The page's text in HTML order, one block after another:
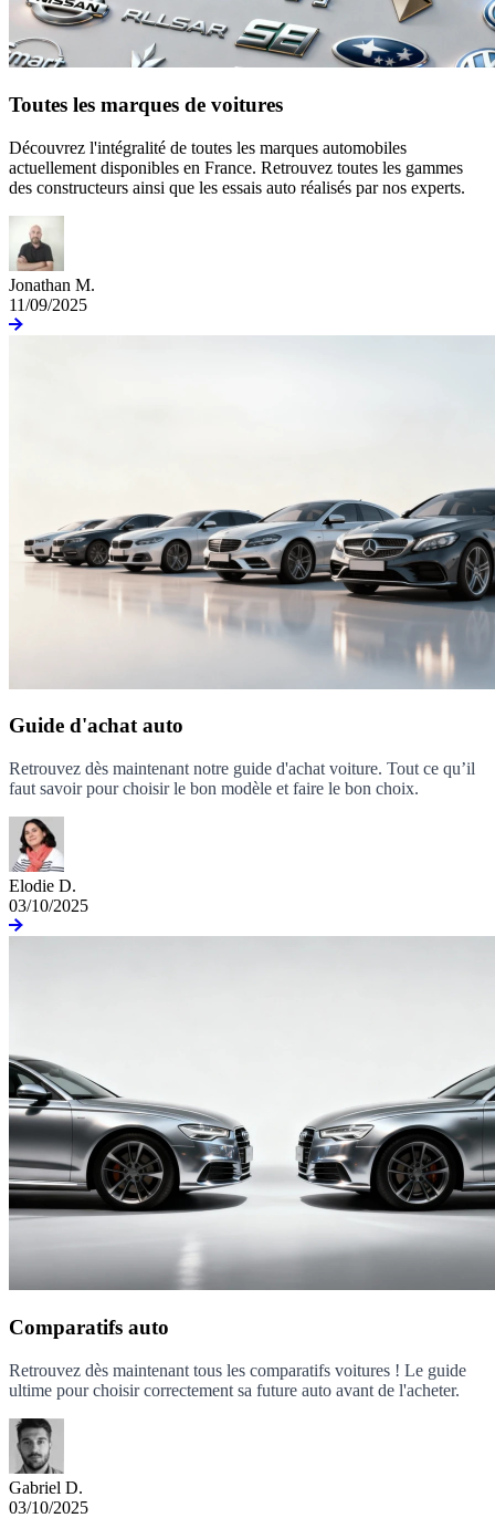
Toutes les marques de voitures
Découvrez l'intégralité de toutes les marques automobiles
actuellement disponibles en France. Retrouvez toutes les gammes
des constructeurs ainsi que les essais auto réalisés par nos experts.
Jonathan M.
11/09/2025
Guide d'achat auto
Retrouvez dès maintenant notre guide d'achat voiture. Tout ce qu’il
faut savoir pour choisir le bon modèle et faire le bon choix.
Elodie D.
03/10/2025
Comparatifs auto
Retrouvez dès maintenant tous les comparatifs voitures ! Le guide
ultime pour choisir correctement sa future auto avant de l'acheter.
Gabriel D.
03/10/2025